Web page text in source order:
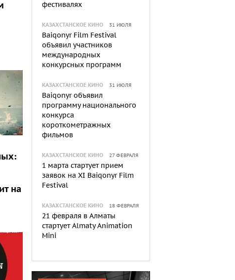
на
фестивалях
КАЗАХСТАНСКОЕ КИНО 31 ИЮЛЯ
Baiqonyr Film Festival
объявил участников
международных
конкурсных программ
КАЗАХСТАНСКОЕ КИНО 31 ИЮЛЯ
Baiqonyr объявил
программу национального
конкурса
короткометражных
фильмов
КАЗАХСТАНСКОЕ КИНО 27 ФЕВРАЛЯ
1 марта стартует прием
заявок на XI Baiqonyr Film
Festival
КАЗАХСТАНСКОЕ КИНО 18 ФЕВРАЛЯ
21 февраля в Алматы
стартует Almaty Animation
Mini